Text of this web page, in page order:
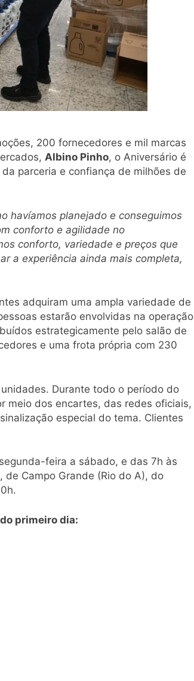
200 fornecedores e mil marcas
Albino Pinho, o Aniversário é
parceria e confiança de milhões de
havíamos planejado e conseguimos
conforto e agilidade no
conforto, variedade e preços que
a experiência ainda mais completa,
adquiram uma ampla variedade de
estarão envolvidas na operação
estrategicamente pelo salão de
e uma frota própria com 230
Durante todo o período do
meio dos encartes, das redes oficiais,
especial do tema. Clientes
feira a sábado, e das 7h às
Campo Grande (Rio do A), do
primeiro dia: